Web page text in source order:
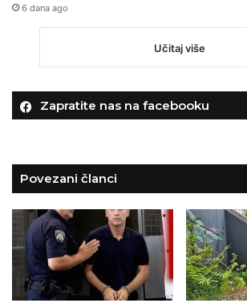
6 dana ago
Učitaj više
Zapratite nas na facebooku
Povezani članci